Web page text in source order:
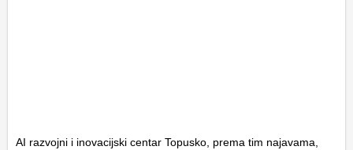
AI razvojni i inovacijski centar Topusko, prema tim najavama,